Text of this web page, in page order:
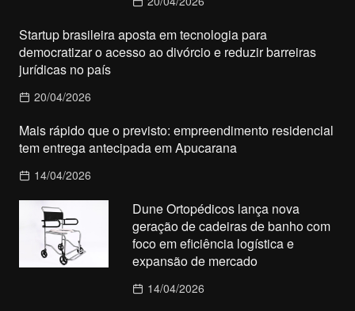
Startup brasileira aposta em tecnologia para
democratizar o acesso ao divórcio e reduzir barreiras
jurídicas no país
20/04/2026
Mais rápido que o previsto: empreendimento residencial
tem entrega antecipada em Apucarana
14/04/2026
Dune Ortopédicos lança nova
geração de cadeiras de banho com
foco em eficiência logística e
expansão de mercado
14/04/2026